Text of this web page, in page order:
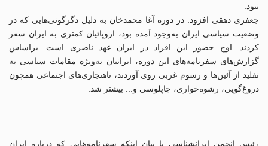
نبود.
جعفری دهقی افزود: در دوره آغا محمدخان به دلیل دگرگونی‌هایی که در
وضعیت سیاسی ایران به‌وجود آمده بود، اروپائیان کمتری به ایران سفر
کردند. اوج حضور این افراد در ایران عهد ناصری است. براساس
گزارش‌های سفرنامه‌های این دوره، ایرانیان به‌ویژه مقامات سیاسی به
تقلید از آئین‌ها و رسوم غربی روی آوردند، ناهنجاری‌های اجتماعی همچون
دروغ‌گویی، رشوه‌خواری، چاپلوسی و... بیشتر شد.
رئیس انجمن ایرانشناسی با بیان اینکه سفرنامه‌هایی که درباره ایران